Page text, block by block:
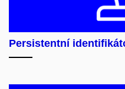
Persistentní